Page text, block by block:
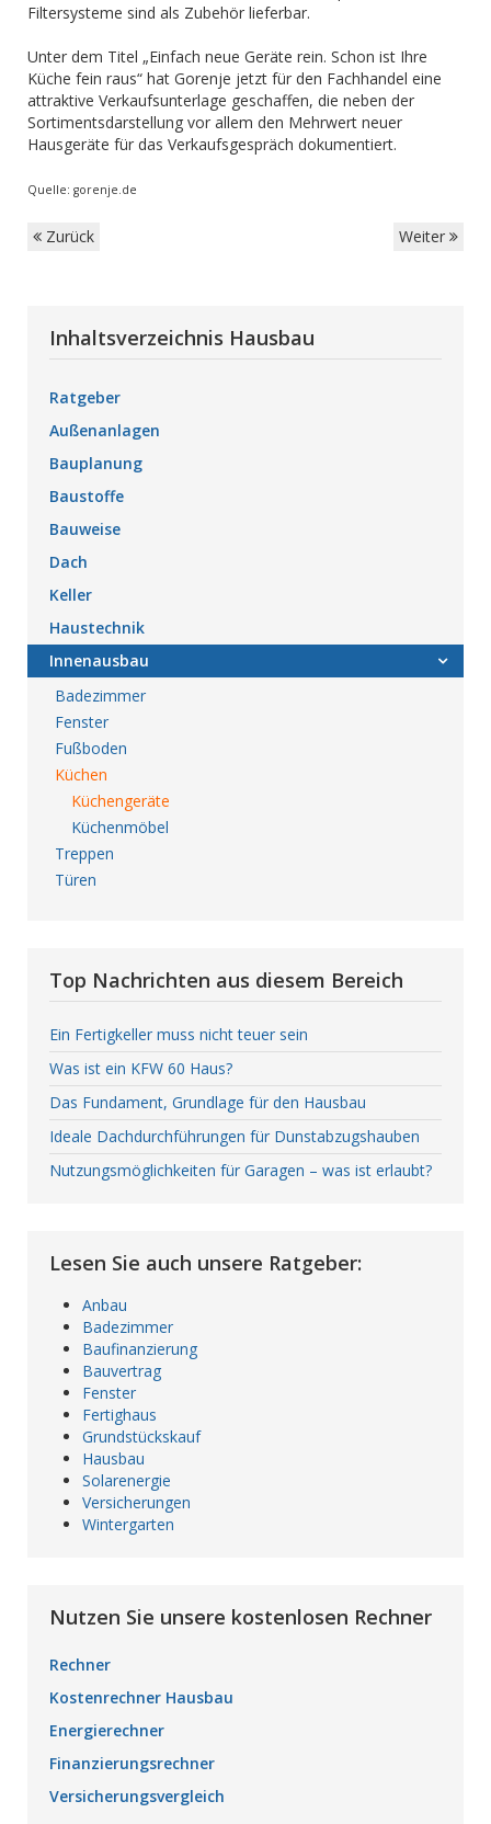
Filtersysteme sind als Zubehör lieferbar.
Unter dem Titel „Einfach neue Geräte rein. Schon ist Ihre
Küche fein raus“ hat Gorenje jetzt für den Fachhandel eine
attraktive Verkaufsunterlage geschaffen, die neben der
Sortimentsdarstellung vor allem den Mehrwert neuer
Hausgeräte für das Verkaufsgespräch dokumentiert.
Quelle: gorenje.de
Zurück Weiter
Inhaltsverzeichnis Hausbau
Ratgeber
Außenanlagen
Bauplanung
Baustoffe
Bauweise
Dach
Keller
Haustechnik
Innenausbau
Badezimmer
Fenster
Fußboden
Küchen
Küchengeräte
Küchenmöbel
Treppen
Türen
Top Nachrichten aus diesem Bereich
Ein Fertigkeller muss nicht teuer sein
Was ist ein KFW 60 Haus?
Das Fundament, Grundlage für den Hausbau
Ideale Dachdurchführungen für Dunstabzugshauben
Nutzungsmöglichkeiten für Garagen – was ist erlaubt?
Lesen Sie auch unsere Ratgeber:
Anbau
Badezimmer
Baufinanzierung
Bauvertrag
Fenster
Fertighaus
Grundstückskauf
Hausbau
Solarenergie
Versicherungen
Wintergarten
Nutzen Sie unsere kostenlosen Rechner
Rechner
Kostenrechner Hausbau
Energierechner
Finanzierungsrechner
Versicherungsvergleich